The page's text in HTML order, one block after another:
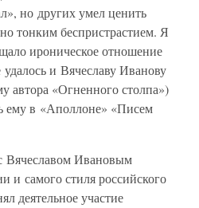
но других умел ценить
тонким беспристрастием. Я
ироническое отношение
и Вячеславу Иванову
автора «Огненного столпа»)
ему в «Аполлоне» «Писем
Вячеславом Ивановым
и самого стиля российского
деятельное участие